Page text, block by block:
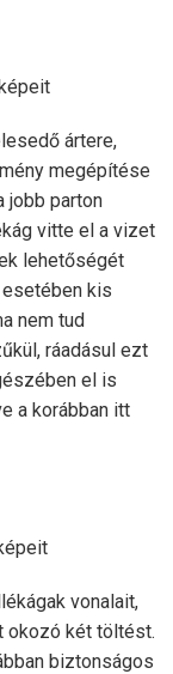
ártere,
megépítése
jobb parton
vitte el a vizet
lehetőségét
kis
nem tud
ráadásul ezt
el is
a korábban itt
vonalait,
okozó két töltést.
biztonságos